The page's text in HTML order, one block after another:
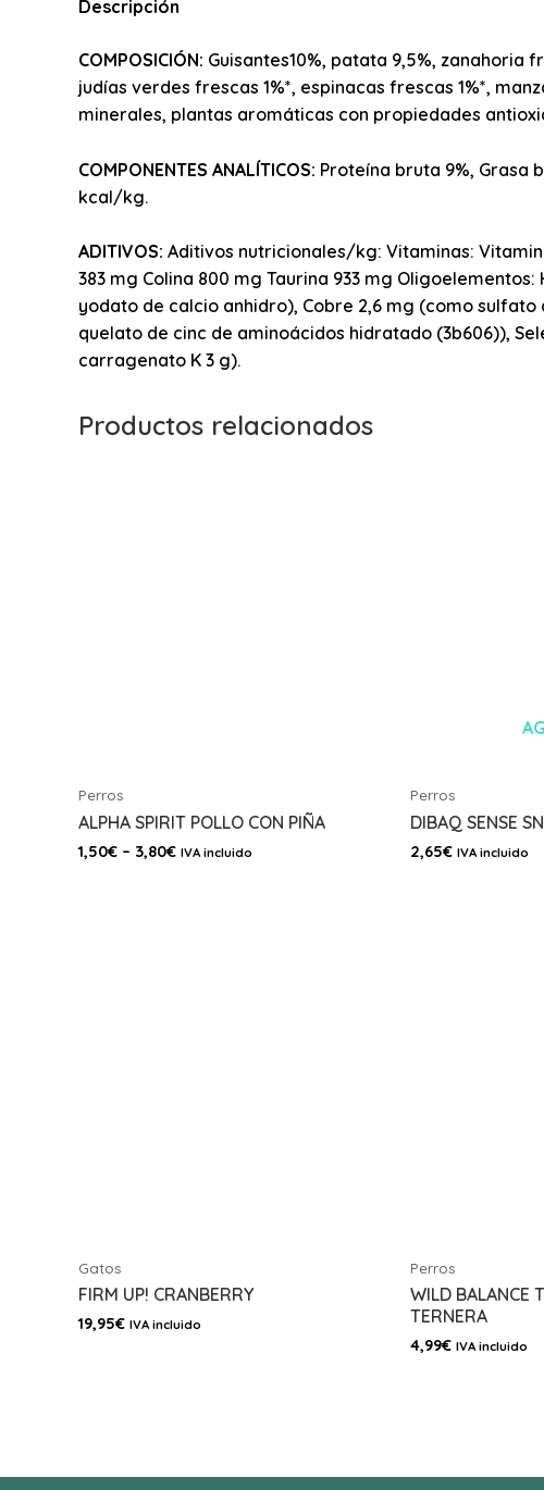
Descripción
COMPOSICIÓN: Guisantes10%, patata 9,5%, zanahoria
judías verdes frescas 1%*, espinacas frescas 1%*,
minerales, plantas aromáticas con propiedades
COMPONENTES ANALÍTICOS: Proteína bruta 9%, Grasa
kcal/kg.
ADITIVOS: Aditivos nutricionales/kg: Vitaminas:
383 mg Colina 800 mg Taurina 933 mg
yodato de calcio anhidro), Cobre 2,6 mg (como
quelato de cinc de aminoácidos hidratado (3b606)),
carragenato K 3 g).
Productos relacionados
Perros
ALPHA SPIRIT POLLO CON PIÑA
1,50€ – 3,80€ IVA incluido
Perros
DIBAQ SENSE
2,65€ IVA incluido
Gatos
FIRM UP! CRANBERRY
19,95€ IVA incluido
Perros
WILD BALANCE
TERNERA
4,99€ IVA incluido